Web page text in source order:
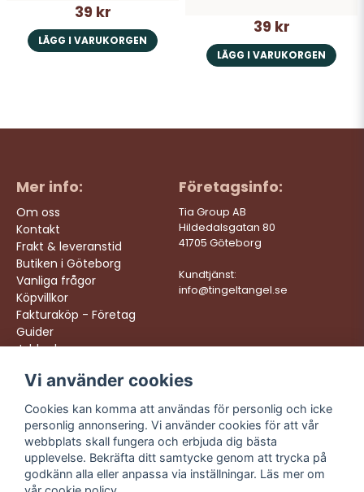
39 kr
LÄGG I VARUKORGEN
39 kr
LÄGG I VARUKORGEN
Mer info:
Om oss
Kontakt
Frakt & leveranstid
Butiken i Göteborg
Vanliga frågor
Köpvillkor
Fakturaköp - Företag
Guider
Jobba hos oss
Företagsinfo:
Tia Group AB
Hildedalsgatan 80
41705 Göteborg
Kundtjänst:
info@tingeltangel.se
Följ oss:
Instagram
Facebook
TikTok
YouTube
Vi levererar:
Snabba leveranser
Trygga köp
Fri frakt över 499:-
Trevlig kundtjänst
Vi använder cookies
Cookies kan komma att användas för personlig och icke
personlig annonsering. Vi använder cookies för att vår
webbplats skall fungera och erbjuda dig bästa
upplevelse. Bekräfta ditt samtycke genom att trycka på
godkänn alla eller anpassa via inställningar. Läs mer om